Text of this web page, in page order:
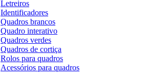
Letreiros
Identificadores
Quadros brancos
Quadro interativo
Quadros verdes
Quadros de cortiça
Rolos para quadros
Acessórios para quadros